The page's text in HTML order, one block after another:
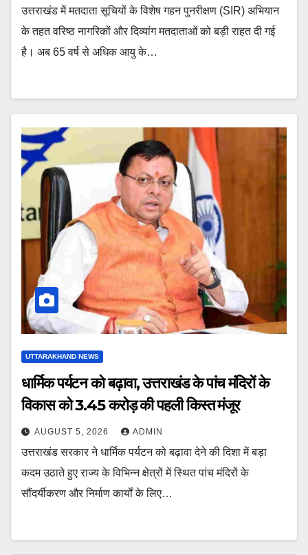
उत्तराखंड में मतदाता सूचियों के विशेष गहन पुनरीक्षण (SIR) अभियान
के तहत वरिष्ठ नागरिकों और दिव्यांग मतदाताओं को बड़ी राहत दी गई
है। अब 65 वर्ष से अधिक आयु के…
UTTARAKHAND NEWS
धार्मिक पर्यटन को बढ़ावा, उत्तराखंड के पांच मंदिरों के
विकास को 3.45 करोड़ की पहली किस्त मंजूर
AUGUST 5, 2026 ADMIN
उत्तराखंड सरकार ने धार्मिक पर्यटन को बढ़ावा देने की दिशा में बड़ा
कदम उठाते हुए राज्य के विभिन्न क्षेत्रों में स्थित पांच मंदिरों के
सौंदर्यीकरण और निर्माण कार्यों के लिए…